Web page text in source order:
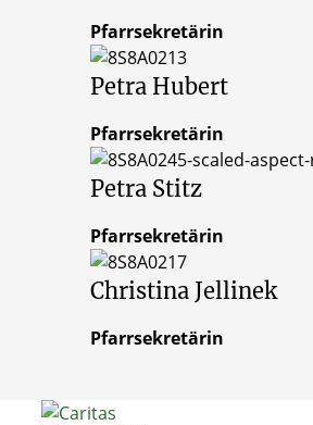
Pfarrsekretärin
Petra Hubert
Pfarrsekretärin
Petra Stitz
Pfarrsekretärin
Christina Jellinek
Pfarrsekretärin